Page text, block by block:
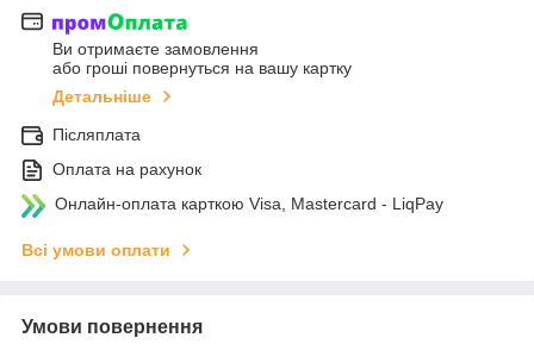
Ви отримаєте замовлення
або гроші повернуться на вашу картку
Детальніше
Післяплата
Оплата на рахунок
Онлайн-оплата карткою Visa, Mastercard - LiqPay
Всі умови оплати
Умови повернення